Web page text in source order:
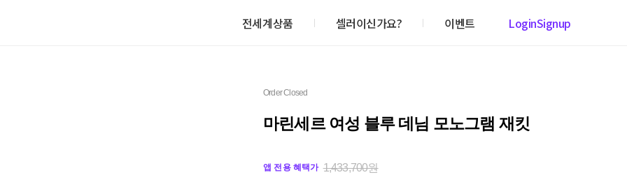
전세계상품 셀러이신가요? 이벤트 LoginSignup
Order Closed
마린세르 여성 블루 데님 모노그램 재킷
앱 전용 혜택가 1,433,700원